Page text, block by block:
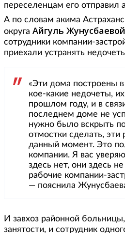
переселенцам его отправил
А по словам акима
округа Айгуль Жунусбаевой
сотрудники компании-
приехали устранять
«Эти дома построены
кое-какие недочеты,
прошлом году, и в
последнем доме не
нужно было вскрыть
отмостки сделать, эти
данный момент. Это
компании. Я вас
здесь нет, они здесь
рабочие компании-
— пояснила
И завхоз районной
занятости, и сотрудник